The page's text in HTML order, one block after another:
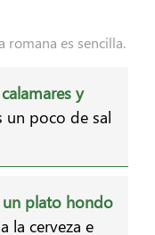
romana es sencilla.
y
un poco de sal
un plato hondo
la cerveza e